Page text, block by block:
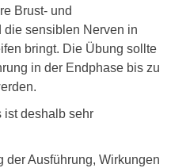
Brust- und
sensiblen Nerven in
bringt. Die Übung sollte
in der Endphase bis zu
ist deshalb sehr
der Ausführung, Wirkungen